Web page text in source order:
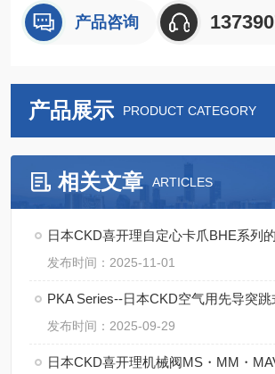
产品咨询
产品展示 PRODUCT CATEGORY
相关文章 ARTICLES
日本CKD喜开理自定心卡爪BHE系列
发布时间：2025-11-01
发布时间：2025-09-29
日本CKD喜开理机械阀MS・MM・